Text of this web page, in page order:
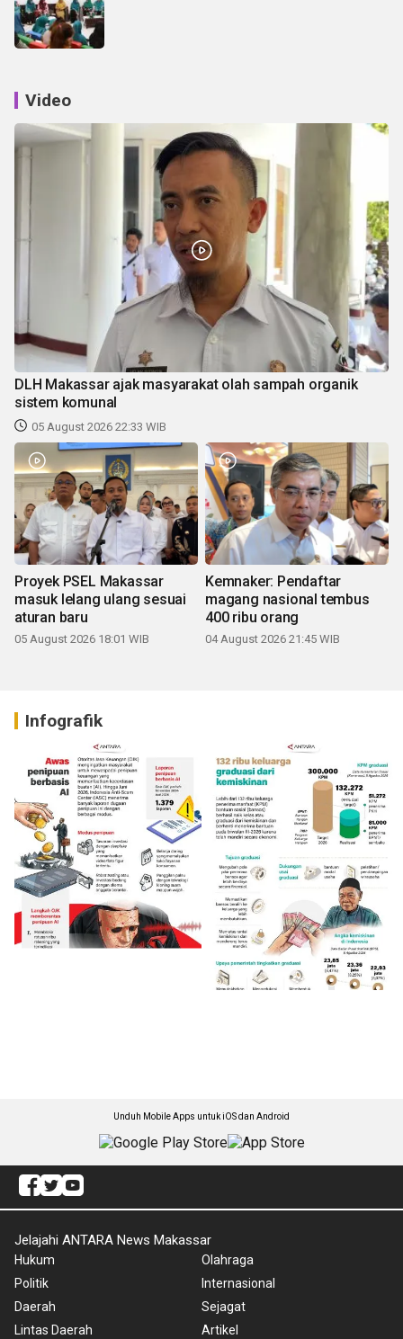
Video
DLH Makassar ajak masyarakat olah sampah organik
sistem komunal
05 August 2026 22:33 WIB
Proyek PSEL Makassar
masuk lelang ulang sesuai
aturan baru
05 August 2026 18:01 WIB
Kemnaker: Pendaftar
magang nasional tembus
400 ribu orang
04 August 2026 21:45 WIB
Infografik
Unduh Mobile Apps untuk iOS dan Android
Jelajahi ANTARA News Makassar
Hukum
Politik
Daerah
Lintas Daerah
Olahraga
Internasional
Sejagat
Artikel